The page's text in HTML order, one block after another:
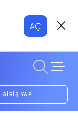
AÇ
GİRİŞ YAP